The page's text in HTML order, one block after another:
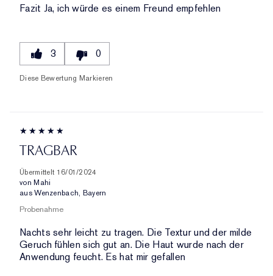
Fazit Ja, ich würde es einem Freund empfehlen
3 0
Diese Bewertung Markieren
TRAGBAR
Übermittelt 16/01/2024
von Mahi
aus Wenzenbach, Bayern
Probenahme
Nachts sehr leicht zu tragen. Die Textur und der milde
Geruch fühlen sich gut an. Die Haut wurde nach der
Anwendung feucht. Es hat mir gefallen